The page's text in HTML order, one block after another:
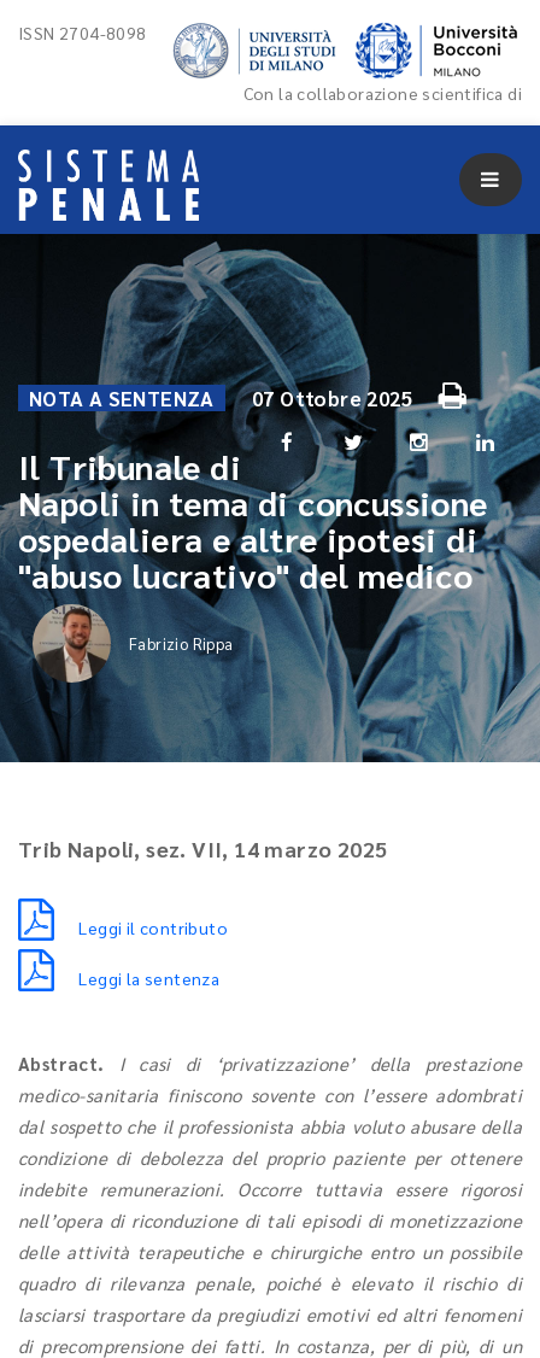
ISSN 2704-8098
Con la collaborazione scientifica di
NOTA A SENTENZA 07 Ottobre 2025
Il Tribunale di
Napoli in tema di concussione
ospedaliera e altre ipotesi di
"abuso lucrativo" del medico
Fabrizio Rippa
Trib Napoli, sez. VII, 14 marzo 2025
Leggi il contributo
Leggi la sentenza
Abstract.
I casi di ‘privatizzazione’ della prestazione
medico-sanitaria finiscono sovente con l’essere adombrati
dal sospetto che il professionista abbia voluto abusare della
condizione di debolezza del proprio paziente per ottenere
indebite remunerazioni. Occorre tuttavia essere rigorosi
nell’opera di riconduzione di tali episodi di monetizzazione
delle attività terapeutiche e chirurgiche entro un possibile
quadro di rilevanza penale, poiché è elevato il rischio di
lasciarsi trasportare da pregiudizi emotivi ed altri fenomeni
di precomprensione dei fatti. In costanza, per di più, di un